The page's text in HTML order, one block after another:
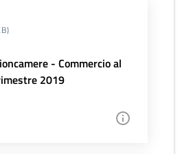
- Commercio al
2019